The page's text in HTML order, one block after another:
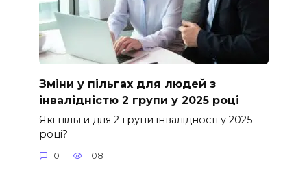
Зміни у пільгах для людей з
інвалідністю 2 групи у 2025 році
Які пільги для 2 групи інвалідності у 2025
році?
0 108